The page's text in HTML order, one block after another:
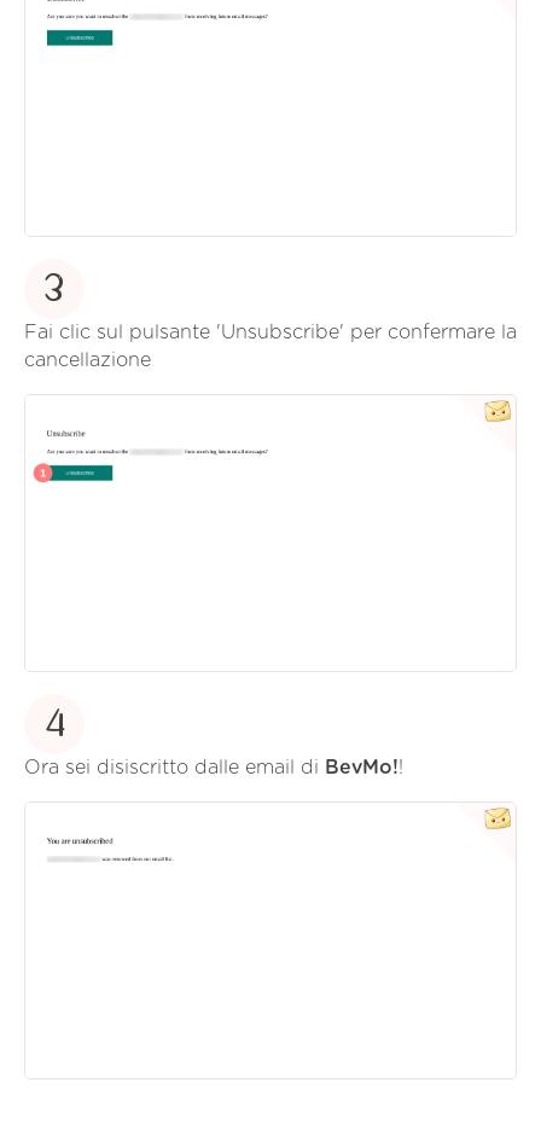
3
Fai clic sul pulsante 'Unsubscribe' per confermare la
cancellazione
4
Ora sei disiscritto dalle email di BevMo!!